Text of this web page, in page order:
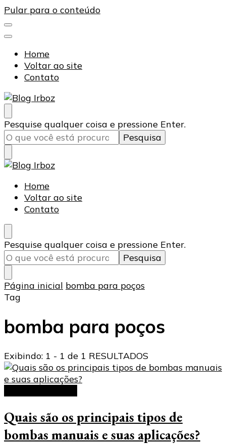
Pular para o conteúdo
Home
Voltar ao site
Contato
Blog Irboz
Blog de Lubrificação Industrial
Procurando
algo?
Pesquise qualquer coisa e pressione Enter.
Blog Irboz
Blog de Lubrificação Industrial
Home
Voltar ao site
Contato
Procurando
algo?
Pesquise qualquer coisa e pressione Enter.
Página inicial bomba para poços
Tag
bomba para poços
Exibindo: 1 - 1 de 1 RESULTADOS
Quais são os principais tipos de
bombas manuais e suas aplicações?